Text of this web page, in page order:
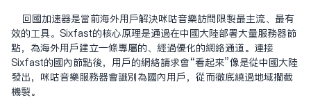
回國加速器是當前海外用户解決咪咕音樂訪問限制最主流、最有
效的工具。Sixfast的核心原理是通過在中國大陸部署大量服務器節
點，為海外用户建立一條專屬的、經過優化的網絡通道。連接
Sixfast的國內節點後，用户的網絡請求會“看起來”像是從中國大陸
發出，咪咕音樂服務器會識別為國內用户，從而徹底繞過地域攔截
機制。